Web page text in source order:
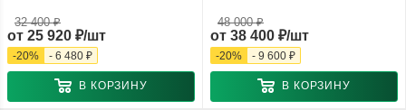
от 25 920 ₽/шт
32 400 ₽
-20% - 6 480 ₽
В КОРЗИНУ
от 38 400 ₽/шт
48 000 ₽
-20% - 9 600 ₽
В КОРЗИНУ